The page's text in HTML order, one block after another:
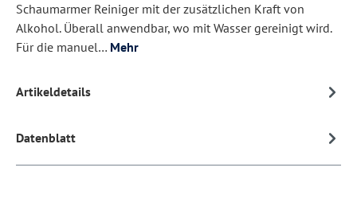
Schaumarmer Reiniger mit der zusätzlichen Kraft von
Alkohol. Überall anwendbar, wo mit Wasser gereinigt wird.
Für die manuel… Mehr
Artikeldetails
Datenblatt